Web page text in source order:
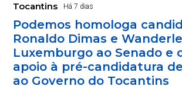
Tocantins Há 7 dias
Podemos homologa
Ronaldo Dimas e
Luxemburgo ao Senado e
apoio à pré-candidatura
ao Governo do Tocantins